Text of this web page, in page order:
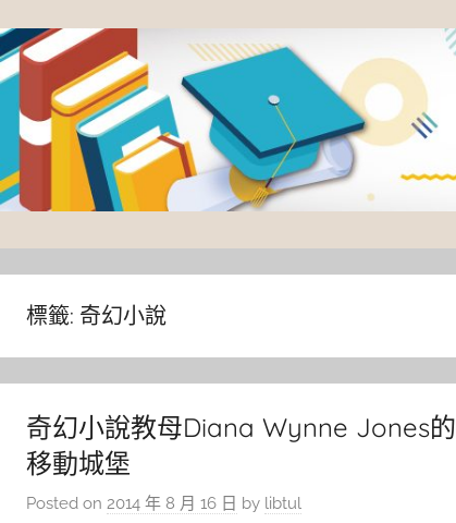
to
content
灣
圖
標籤: 奇幻小說
奇幻小說教母Diana Wynne Jones的
移動城堡
Posted on 2014 年 8 月 16 日 by libtul